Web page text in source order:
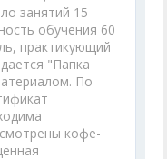
занятий 15
обучения 60
практикующий
"Папка
По
кофе-